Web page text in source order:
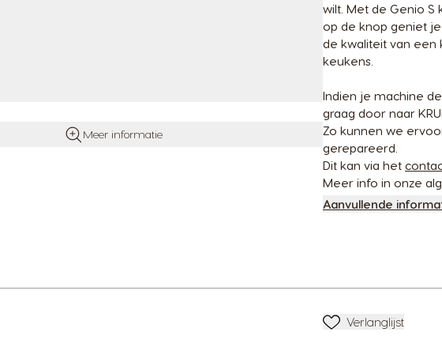
Meer informatie
wilt. Met de Genio
op de knop geniet
de kwaliteit van een
keukens.
Indien je machine
graag door naar
Zo kunnen we
gerepareerd.
Dit kan via het
Meer info in onze
Aanvullende
Verlanglijstje
Verlanglijst